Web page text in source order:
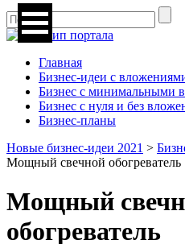
Главная
Бизнес-идеи с
Бизнес с минимальными
Бизнес с нуля и без
Бизнес-планы
Новые бизнес-идеи 2021 >
Мощный свечной обогреватель
Мощный
обогреватель